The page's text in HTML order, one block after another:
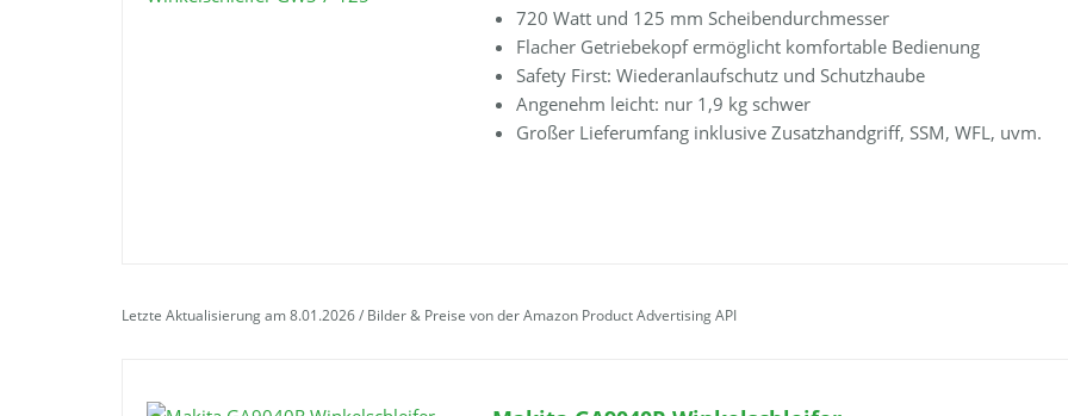
720 Watt und 125 mm Scheibendurchmesser
Flacher Getriebekopf ermöglicht komfortable Bedienung
Safety First: Wiederanlaufschutz und Schutzhaube
Angenehm leicht: nur 1,9 kg schwer
Großer Lieferumfang inklusive Zusatzhandgriff, SSM, WFL, uvm.
Letzte Aktualisierung am 8.01.2026 / Bilder & Preise von der Amazon Product Advertising API